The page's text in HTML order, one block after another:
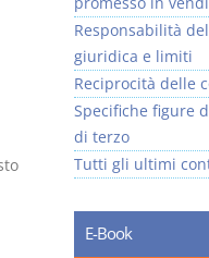
Responsabilità
giuridica e limiti
Reciprocità delle
Specifiche figure
di terzo
Tutti gli ultimi
E-Book